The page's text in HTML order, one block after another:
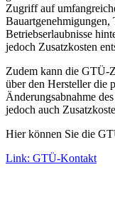
Zugriff auf
Bauartgenehmigungen,
Betriebserlaubnisse
jedoch Zusatzkosten
Zudem kann die GTÜ-
über den Hersteller die
Änderungsabnahme
jedoch auch
Hier können Sie die
Link: GTÜ-Kontakt